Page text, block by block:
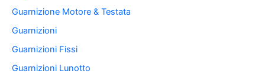
Guarnizione Motore & Testata
Guarnizioni
Guarnizioni Fissi
Guarnizioni Lunotto